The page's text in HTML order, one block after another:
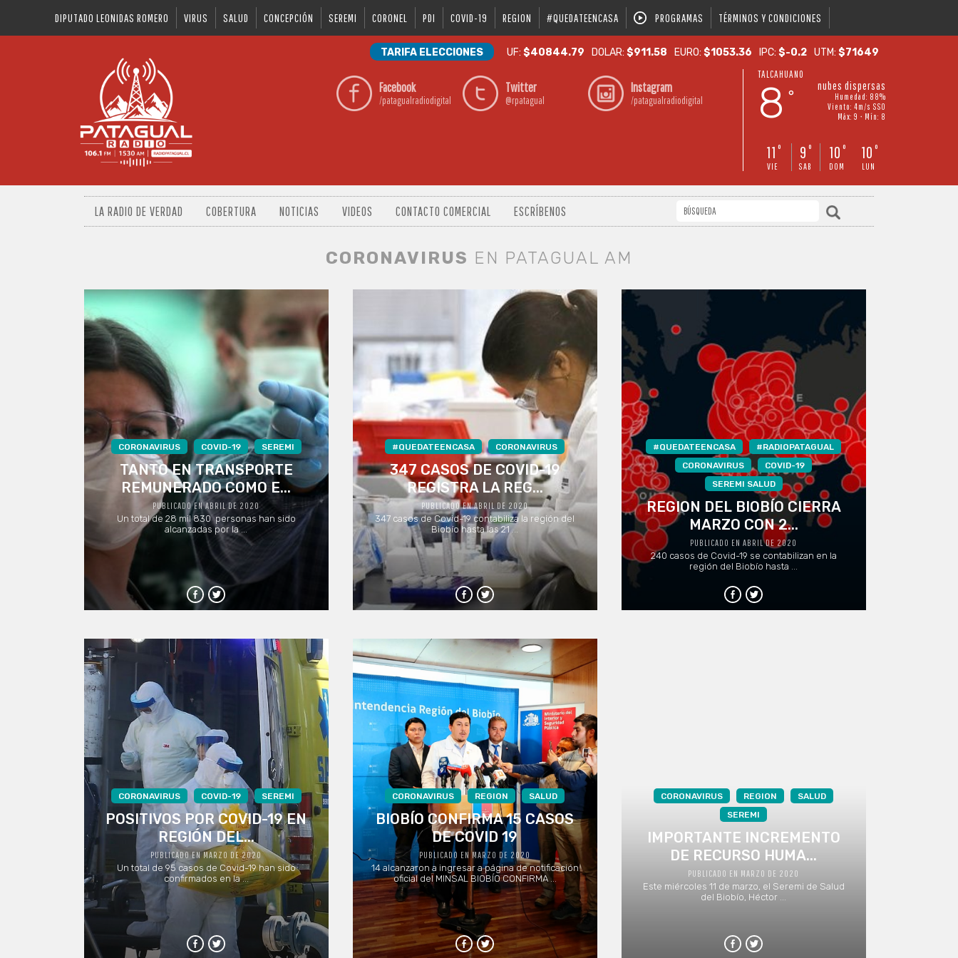
DIPUTADO LEONIDAS ROMERO VIRUS SALUD CONCEPCIÓN SEREMI CORONEL PDI COVID-19 REGION #QUEDATEENCASA PROGRAMAS TÉRMINOS Y CONDICIONES
TARIFA ELECCIONES UF:$40844.79 DOLAR:$911.58 EURO:$1053.36 IPC:$-0.2 UTM:$71649
Facebook
/patagualradiodigital
Twitter
@rpatagual
Instagram
/patagualradiodigital
TALCAHUANO
8 °
nubes dispersas
Humedad: 88%
Viento: 4m/s SSO
Máx: 9 • Mín: 8
11 °
VIE
9 °
SAB
10 °
DOM
10 °
LUN
LA RADIO DE VERDAD COBERTURA NOTICIAS VIDEOS CONTACTO COMERCIAL ESCRÍBENOS
CORONAVIRUS EN PATAGUAL AM
CORONAVIRUS COVID-19 SEREMI
TANTO EN TRANSPORTE
REMUNERADO COMO E...
PUBLICADO EN ABRIL DE 2020
Un total de 28 mil 830 personas han sido
alcanzadas por la ...
#QUEDATEENCASA CORONAVIRUS
347 CASOS DE COVID-19
REGISTRA LA REG...
PUBLICADO EN ABRIL DE 2020
347 casos de Covid-19 contabiliza la región del
Biobío hasta las 21 ...
#QUEDATEENCASA
#RADIOPATAGUAL
CORONAVIRUS
COVID-19
SEREMI SALUD
REGION DEL BIOBÍO CIERRA
MARZO CON 2...
PUBLICADO EN ABRIL DE 2020
240 casos de Covid-19 se contabilizan en la
región del Biobío hasta ...
CORONAVIRUS COVID-19 SEREMI
POSITIVOS POR COVID-19 EN
REGIÓN DEL...
PUBLICADO EN MARZO DE 2020
Un total de 95 casos de Covid-19 han sido
confirmados en la ...
CORONAVIRUS REGION SALUD
BIOBÍO CONFIRMA 15 CASOS
DE COVID 19
PUBLICADO EN MARZO DE 2020
14 alcanzaron a ingresar a página de notificación
oficial del MINSAL BIOBÍO CONFIRMA ...
CORONAVIRUS REGION
SALUD
SEREMI
IMPORTANTE INCREMENTO
DE RECURSO HUMA...
PUBLICADO EN MARZO DE 2020
Este miércoles 11 de marzo, el Seremi de Salud
del Biobío, Héctor ...